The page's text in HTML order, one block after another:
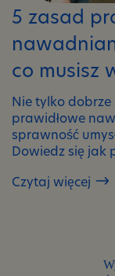
5 zasad
co musisz
Nie tylko
prawidłowe
sprawność
Dowiedz się jak
Czytaj więcej
5